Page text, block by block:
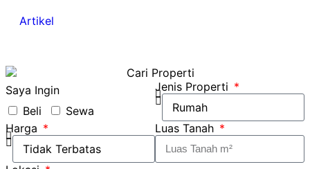
Artikel
Saya Ingin
Beli
Sewa
Jenis Properti
Harga Luas Tanah